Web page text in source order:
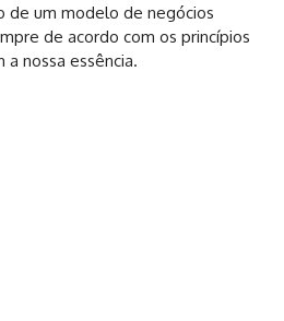
de um modelo de negócios
de acordo com os princípios
nossa essência.